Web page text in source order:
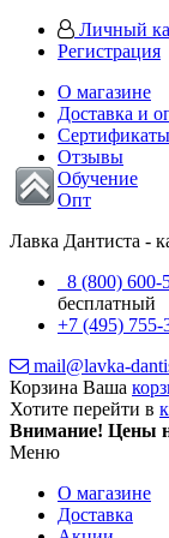
Личный
Регистрация
О магазине
Доставка и
Сертификаты
Отзывы
Обучение
Опт
Лавка Дантиста -
8 (800) 600-
бесплатный
+7 (495) 755-
mail@lavka-
Корзина Ваша
Хотите перейти в
Внимание! Цены
Меню
О магазине
Доставка